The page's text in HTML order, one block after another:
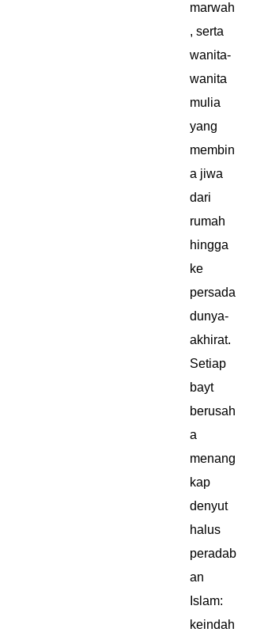
marwah
, serta
wanita-
wanita
mulia
yang
membin
a jiwa
dari
rumah
hingga
ke
persada
dunya-
akhirat.
Setiap
bayt
berusah
a
menang
kap
denyut
halus
peradab
an
Islam:
keindah